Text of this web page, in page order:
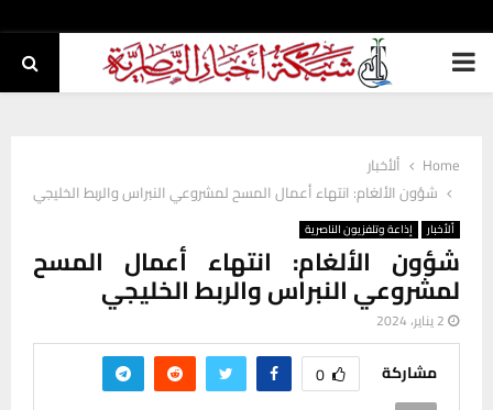
PRIMARY
Home
ألأخبار
شؤون الألغام: انتهاء أعمال المسح لمشروعي النبراس والربط الخليجي
ألأخبار إذاعة وتلفزيون الناصرية
شؤون الألغام: انتهاء أعمال المسح
لمشروعي النبراس والربط الخليجي
2 يناير، 2024
مشاركة 0